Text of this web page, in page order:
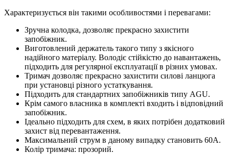
Характеризується він такими особливостями і перевагами:
Зручна колодка, дозволяє прекрасно захистити
запобіжник.
Виготовлений держатель такого типу з якісного
надійного матеріалу. Володіє стійкістю до навантажень,
підходить для регулярної експлуатації в різних умовах.
Тримач дозволяє прекрасно захистити силові ланцюга
при установці різного устаткування.
Підходить для стандартних запобіжників типу AGU.
Крім самого власника в комплекті входить і відповідний
запобіжник.
Ідеально підходить для схем, в яких потрібен додатковий
захист від перевантаження.
Максимальний струм в даному випадку становить 60А.
Колір тримача: прозорий.